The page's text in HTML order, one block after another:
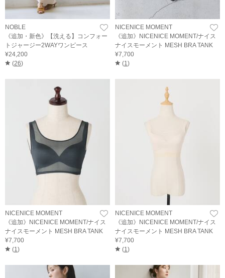
NOBLE
《追加・新色》【洗える】コンフォー
トジャージー2WAYワンピース
¥24,200
(26)
NICENICE MOMENT
《追加》NICENICE MOMENT/ナイス
ナイスモーメント MESH BRA TANK
¥7,700
(1)
NICENICE MOMENT
《追加》NICENICE MOMENT/ナイス
ナイスモーメント MESH BRA TANK
¥7,700
(1 )
NICENICE MOMENT
《追加》NICENICE MOMENT/ナイス
ナイスモーメント MESH BRA TANK
¥7,700
(1 )